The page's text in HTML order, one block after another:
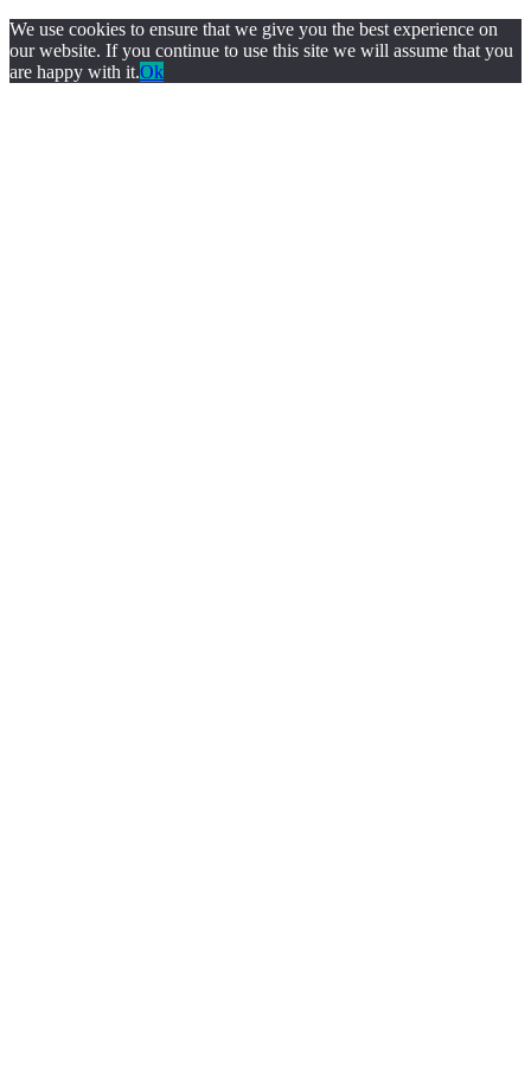
We use cookies to ensure that we give you the best experience on
our website. If you continue to use this site we will assume that you
are happy with it.Ok